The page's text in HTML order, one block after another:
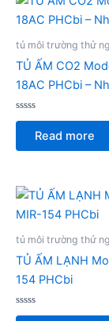
tủ môi trường thử
TỦ ẤM CO2
18AC PHCbi –
Rated
of
Read more
tủ môi trường thử
TỦ ẤM LẠNH
154 PHCbi
Rated